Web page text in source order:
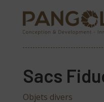
Sacs
Objets divers